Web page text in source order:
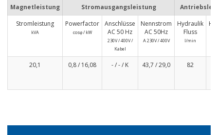
Magnetleistung Stromausgangsleistung
Stromleistung
kVA
Powerfactor
cosφ / kW
Anschlüsse
AC 50 Hz
230V / 400V /
Kabel
Nennstrom
AC 50Hz
A 230V / 400V
Hydraulik
Fluss
l/min
20,1 0,8 / 16,08 - / - / K 43,7 / 29,0 82